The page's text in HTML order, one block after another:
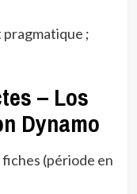
;
– Los
Dynamo
(période en